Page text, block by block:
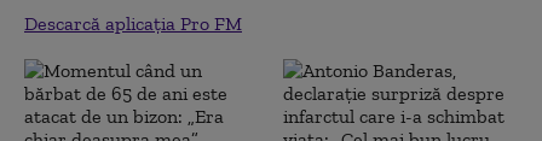
Descarcă aplicația Pro FM